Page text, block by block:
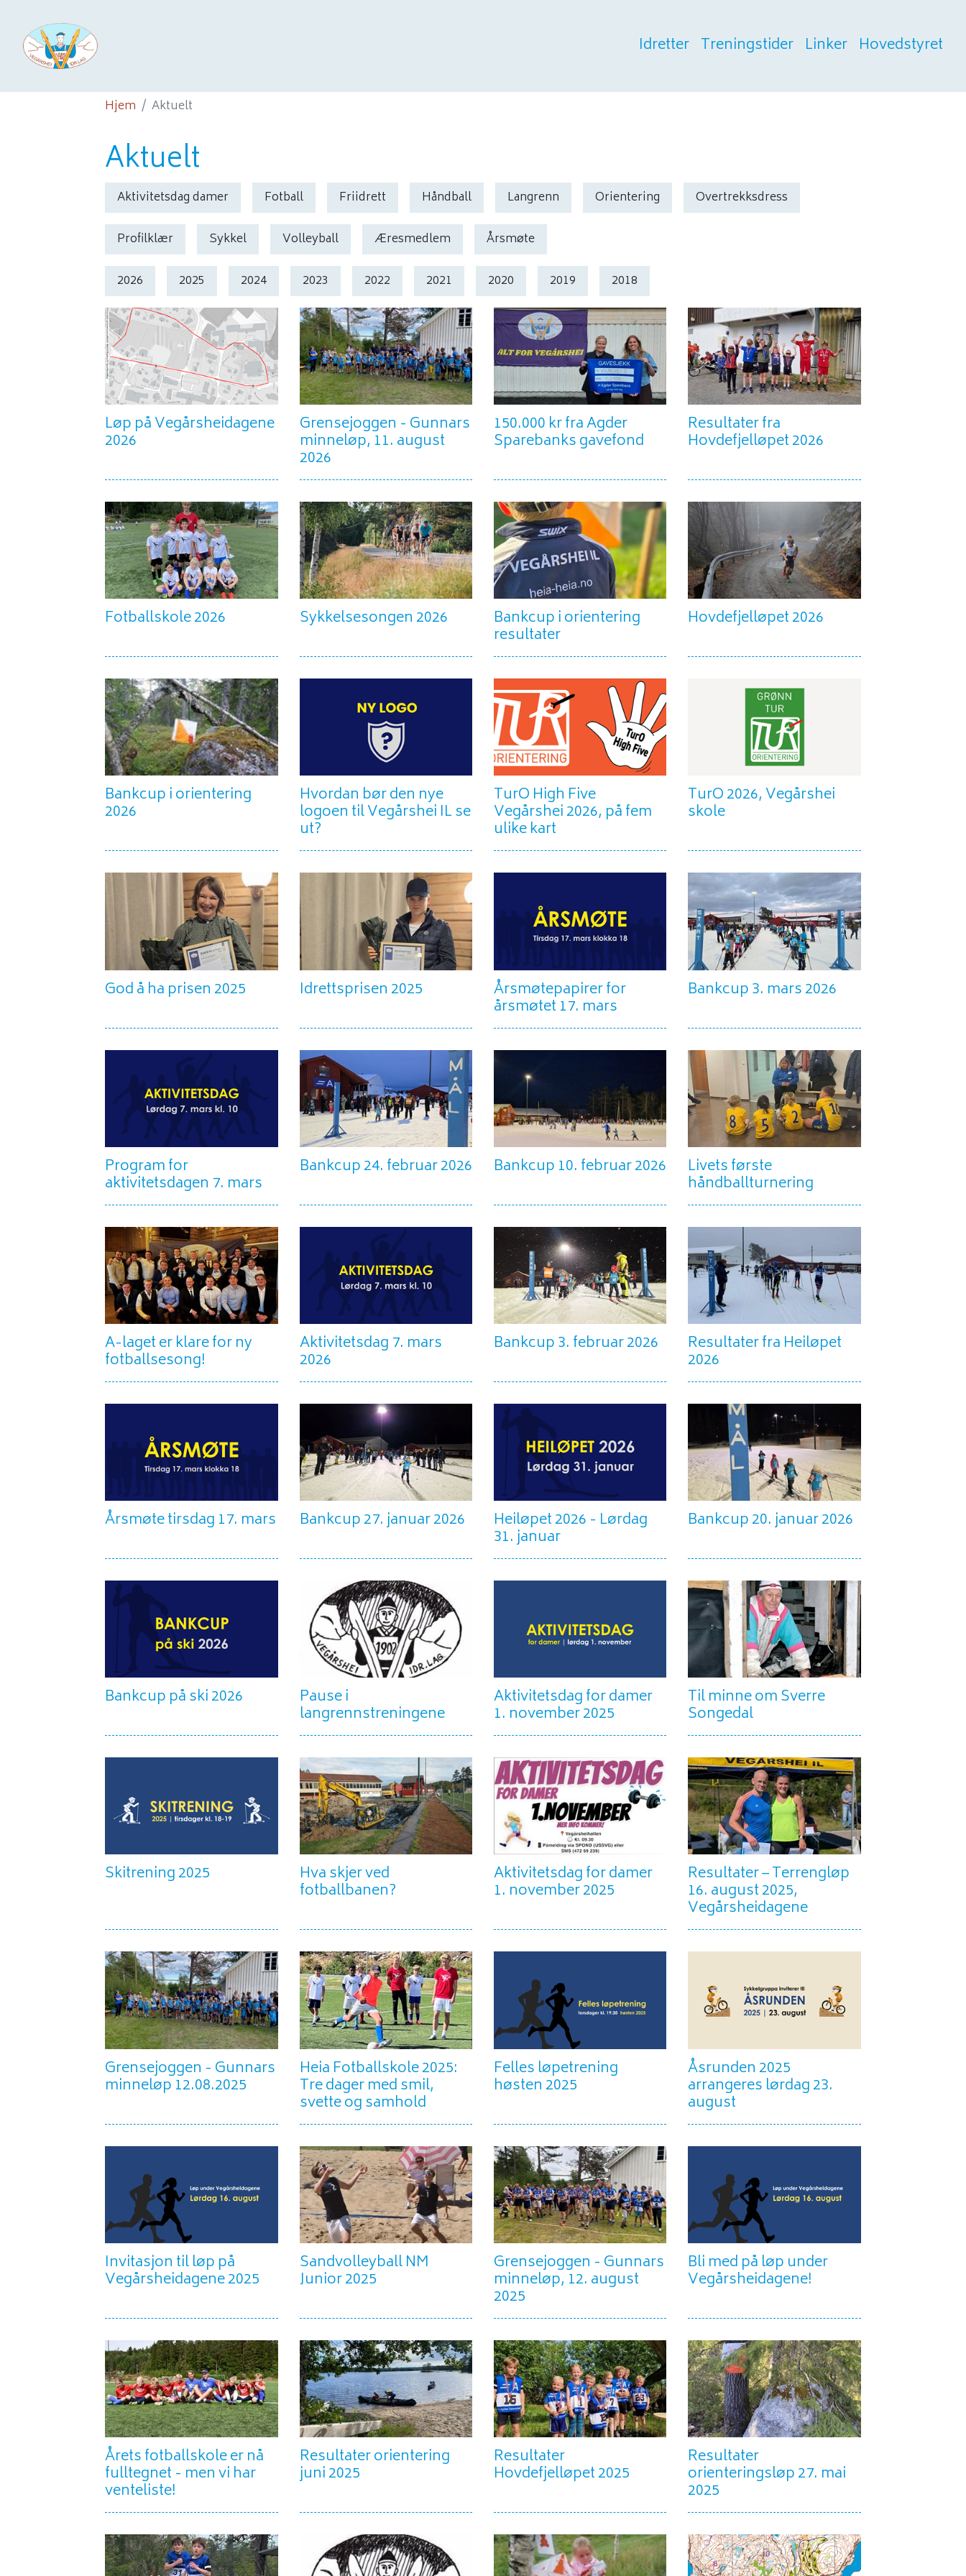
Idretter Treningstider Linker Hovedstyret
Hjem Aktuelt
Aktuelt
Aktivitetsdag damer Fotball Friidrett Håndball Langrenn Orientering Overtrekksdress
Profilklær Sykkel Volleyball Æresmedlem Årsmøte
2026 2025 2024 2023 2022 2021 2020 2019 2018
Løp på Vegårsheidagene
2026
Grensejoggen - Gunnars
minneløp, 11. august
2026
150.000 kr fra Agder
Sparebanks gavefond
Resultater fra
Hovdefjelløpet 2026
Fotballskole 2026 Sykkelsesongen 2026 Bankcup i orientering
resultater
Hovdefjelløpet 2026
Bankcup i orientering
2026
Hvordan bør den nye
logoen til Vegårshei IL se
ut?
TurO High Five
Vegårshei 2026, på fem
ulike kart
TurO 2026, Vegårshei
skole
God å ha prisen 2025 Idrettsprisen 2025 Årsmøtepapirer for
årsmøtet 17. mars
Bankcup 3. mars 2026
Program for
aktivitetsdagen 7. mars
Bankcup 24. februar 2026 Bankcup 10. februar 2026 Livets første
håndballturnering
A-laget er klare for ny
fotballsesong!
Aktivitetsdag 7. mars
2026
Bankcup 3. februar 2026 Resultater fra Heiløpet
2026
Årsmøte tirsdag 17. mars Bankcup 27. januar 2026 Heiløpet 2026 - Lørdag
31. januar
Bankcup 20. januar 2026
Bankcup på ski 2026 Pause i
langrennstreningene
Aktivitetsdag for damer
1. november 2025
Til minne om Sverre
Songedal
Skitrening 2025 Hva skjer ved
fotballbanen?
Aktivitetsdag for damer
1. november 2025
Resultater – Terrengløp
16. august 2025,
Vegårsheidagene
Grensejoggen - Gunnars
minneløp 12.08.2025
Heia Fotballskole 2025:
Tre dager med smil,
svette og samhold
Felles løpetrening
høsten 2025
Åsrunden 2025
arrangeres lørdag 23.
august
Invitasjon til løp på
Vegårsheidagene 2025
Sandvolleyball NM
Junior 2025
Grensejoggen - Gunnars
minneløp, 12. august
2025
Bli med på løp under
Vegårsheidagene!
Årets fotballskole er nå
fulltegnet - men vi har
venteliste!
Resultater orientering
juni 2025
Resultater
Hovdefjelløpet 2025
Resultater
orienteringsløp 27. mai
2025